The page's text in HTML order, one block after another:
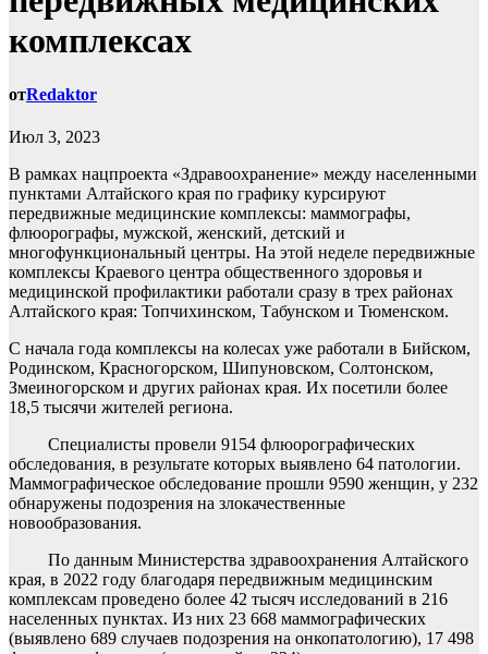
комплексах
отRedaktor
Июл 3, 2023
В рамках нацпроекта «Здравоохранение» между населенными
пунктами Алтайского края по графику курсируют
передвижные медицинские комплексы: маммографы,
флюорографы, мужской, женский, детский и
многофункциональный центры. На этой неделе передвижные
комплексы Краевого центра общественного здоровья и
медицинской профилактики работали сразу в трех районах
Алтайского края: Топчихинском, Табунском и Тюменском.
С начала года комплексы на колесах уже работали в Бийском,
Родинском, Красногорском, Шипуновском, Солтонском,
Змеиногорском и других районах края. Их посетили более
18,5 тысячи жителей региона.
Специалисты провели 9154 флюорографических
обследования, в результате которых выявлено 64 патологии.
Маммографическое обследование прошли 9590 женщин, у 232
обнаружены подозрения на злокачественные
новообразования.
По данным Министерства здравоохранения Алтайского
края, в 2022 году благодаря передвижным медицинским
комплексам проведено более 42 тысяч исследований в 216
населенных пунктах. Из них 23 668 маммографических
(выявлено 689 случаев подозрения на онкопатологию), 17 498